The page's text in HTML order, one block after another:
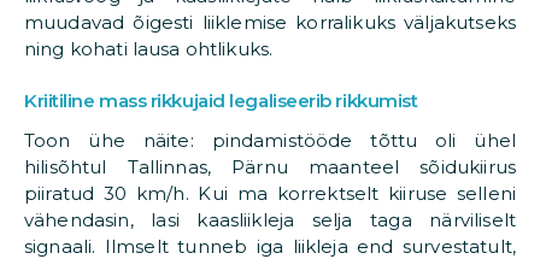
muudavad õigesti liiklemise korralikuks väljakutseks
ning kohati lausa ohtlikuks.
Kriitiline mass rikkujaid legaliseerib rikkumist
Toon ühe näite: pindamistööde tõttu oli ühel
hilisõhtul Tallinnas, Pärnu maanteel sõidukiirus
piiratud 30 km/h. Kui ma korrektselt kiiruse selleni
vähendasin, lasi kaasliikleja selja taga närviliselt
signaali. Ilmselt tunneb iga liikleja end survestatult,